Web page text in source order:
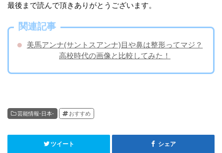
最後まで読んで頂きありがとうございます。
関連記事
美馬アンナ(サントスアンナ)目や鼻は整形ってマジ？
高校時代の画像と比較してみた！
芸能情報-日本- おすすめ
ツイート シェア